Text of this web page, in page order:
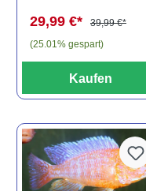
29,99 €*
39,99 €*
(25.01% gespart)
Kaufen